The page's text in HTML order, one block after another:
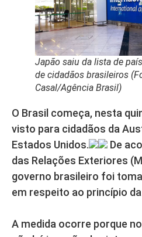
Japão saiu da lista de
de cidadãos brasileiros
Casal/Agência Brasil)
O Brasil começa, nesta
visto para cidadãos da
Estados Unidos.
De
das Relações Exteriores
governo brasileiro foi
em respeito ao princípio
A medida ocorre porque